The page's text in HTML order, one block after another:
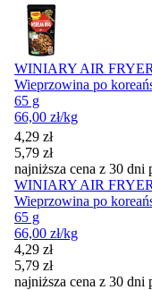
WINIARY AIR FRYER
Wieprzowina po
65 g
66,00 zł/kg
Cena promocyjna
4,29 zł
5,79 zł
najniższa cena z 30 dni
WINIARY AIR FRYER
Wieprzowina po
65 g
66,00 zł/kg
Cena promocyjna
4,29 zł
5,79 zł
najniższa cena z 30 dni